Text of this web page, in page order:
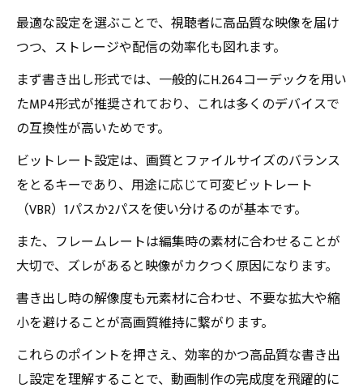
最適な設定を選ぶことで、視聴者に高品質な映像を届け
つつ、ストレージや配信の効率化も図れます。
まず書き出し形式では、一般的にH.264コーデックを用い
たMP4形式が推奨されており、これは多くのデバイスで
の互換性が高いためです。
ビットレート設定は、画質とファイルサイズのバランス
をとるキーであり、用途に応じて可変ビットレート
（VBR）1パスか2パスを使い分けるのが基本です。
また、フレームレートは編集時の素材に合わせることが
大切で、ズレがあると映像がカクつく原因になります。
書き出し時の解像度も元素材に合わせ、不要な拡大や縮
小を避けることが高画質維持に繋がります。
これらのポイントを押さえ、効率的かつ高品質な書き出
し設定を理解することで、動画制作の完成度を飛躍的に